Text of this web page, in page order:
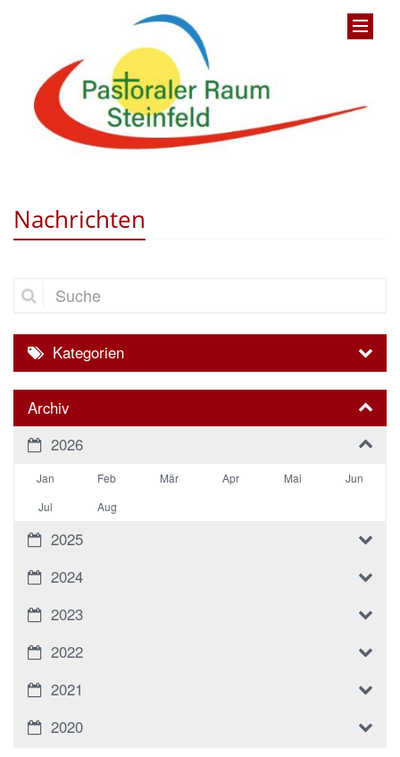
Nachrichten
Suche
Kategorien
Archiv
2026
Jan Feb Mär Apr Mai
Jun
Jul
Aug
2025
2024
2023
2022
2021
2020